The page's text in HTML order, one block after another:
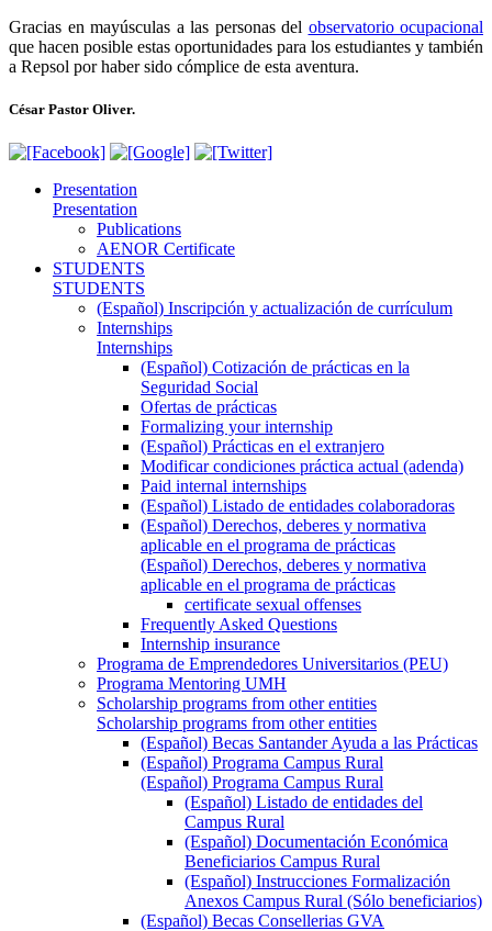
Gracias en mayúsculas a las personas del observatorio ocupacional
que hacen posible estas oportunidades para los estudiantes y también
a Repsol por haber sido cómplice de esta aventura.
César Pastor Oliver.
Presentation
Presentation
Publications
AENOR Certificate
STUDENTS
STUDENTS
(Español) Inscripción y actualización de currículum
Internships
Internships
(Español) Cotización de prácticas en la
Seguridad Social
Ofertas de prácticas
Formalizing your internship
(Español) Prácticas en el extranjero
Modificar condiciones práctica actual (adenda)
Paid internal internships
(Español) Listado de entidades colaboradoras
(Español) Derechos, deberes y normativa
aplicable en el programa de prácticas
(Español) Derechos, deberes y normativa
aplicable en el programa de prácticas
certificate sexual offenses
Frequently Asked Questions
Internship insurance
Programa de Emprendedores Universitarios (PEU)
Programa Mentoring UMH
Scholarship programs from other entities
Scholarship programs from other entities
(Español) Becas Santander Ayuda a las Prácticas
(Español) Programa Campus Rural
(Español) Programa Campus Rural
(Español) Listado de entidades del
Campus Rural
(Español) Documentación Económica
Beneficiarios Campus Rural
(Español) Instrucciones Formalización
Anexos Campus Rural (Sólo beneficiarios)
(Español) Becas Consellerias GVA